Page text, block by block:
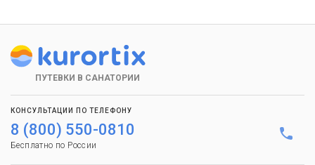
ПУТЕВКИ В САНАТОРИИ
КОНСУЛЬТАЦИИ ПО ТЕЛЕФОНУ
8 (800) 550-0810
Бесплатно по России